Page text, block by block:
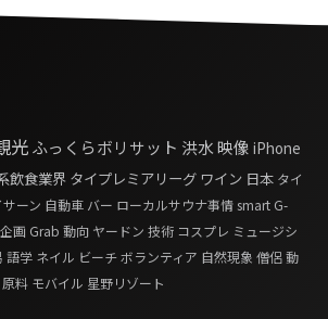
光ふっくらボリサット 洪水映像 iPhone
飲食業界タイプレミアリーグ ワイン 日本 タイ
サーン 自動車 バー ローカルサウナ事情smart G-
企画 Grab 動向 ヤードン 技術 コスプレ ミュージシ
語学 ネイル ビーチボランティア 自然現象 僧侶動
原料 モバイル 星野リゾート